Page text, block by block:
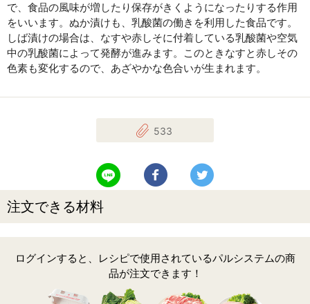
で、食品の風味が増したり保存がきくようになったりする作用
をいいます。ぬか漬けも、乳酸菌の働きを利用した食品です。
しば漬けの場合は、なすや赤しそに付着している乳酸菌や空気
中の乳酸菌によって発酵が進みます。このときなすと赤しその
色素も変化するので、あざやかな色合いが生まれます。
533
LINEで送る Facebookでシェアする
注文できる材料
ログインすると、レシピで使用されているパルシステムの商
品が注文できます！